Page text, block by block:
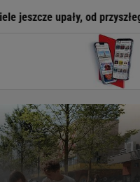
od przyszłego tygodnia